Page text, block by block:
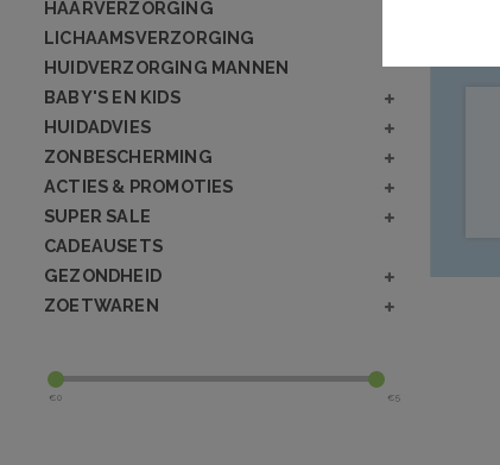
HAARVERZORGING
LICHAAMSVERZORGING
HUIDVERZORGING MANNEN
BABY'S EN KIDS
HUIDADVIES
ZONBESCHERMING
ACTIES & PROMOTIES
SUPER SALE
CADEAUSETS
GEZONDHEID
ZOETWAREN
€0 €5